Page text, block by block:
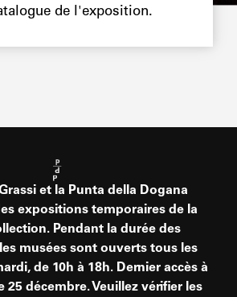
de l'exposition.
et la Punta della Dogana
expositions temporaires de la
Pendant la durée des
musées sont ouverts tous les
de 10h à 18h. Dernier accès à
25 décembre. Veuillez vérifier les